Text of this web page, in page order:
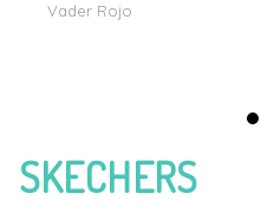
Vader Rojo
SKECHERS